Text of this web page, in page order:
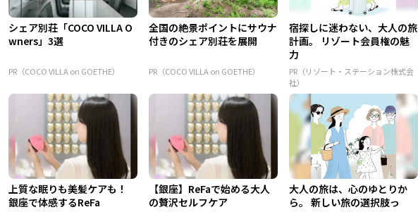
シェア別荘「COCO VILLA O
wners」3選
PR（COCO VILLA on GOETHE）
全国の絶景ポイントにサウナ
付きのシェア別荘を展開
PR（COCO VILLA on GOETHE）
宿探しに迷わない、大人の旅
計画。 リゾート会員権の魅
力
PR（リゾート・ステーション株式会
社）
上質な眠りも美髪ケアも！
銀座で体感するReFa
【銀座】ReFaで始める大人
の贅沢セルフケア
大人の旅は、心のゆとりか
ら。 新しい旅の選択肢っ